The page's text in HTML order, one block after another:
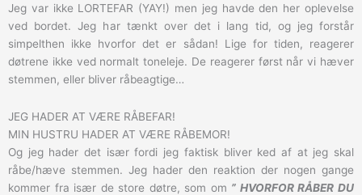
Jeg var ikke LORTEFAR (YAY!) men jeg havde den her oplevelse
ved bordet. Jeg har tænkt over det i lang tid, og jeg forstår
simpelthen ikke hvorfor det er sådan! Lige for tiden, reagerer
døtrene ikke ved normalt toneleje. De reagerer først når vi hæver
stemmen, eller bliver råbeagtige…
JEG HADER AT VÆRE RÅBEFAR!
MIN HUSTRU HADER AT VÆRE RÅBEMOR!
Og jeg hader det især fordi jeg faktisk bliver ked af at jeg skal
råbe/hæve stemmen. Jeg hader den reaktion der nogen gange
kommer fra især de store døtre, som om ” HVORFOR RÅBER DU